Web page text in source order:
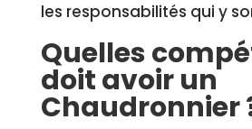
les responsabilités qui y
Quelles
doit avoir un
Chaudronnier